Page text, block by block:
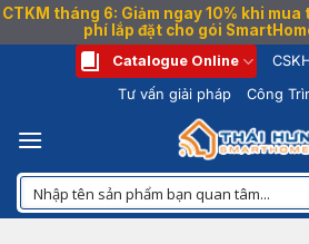
CTKM tháng 6: Giảm ngay 10% khi
phí lắp đặt cho gói
dung
Catalogue Online
Tư vấn giải pháp
Công